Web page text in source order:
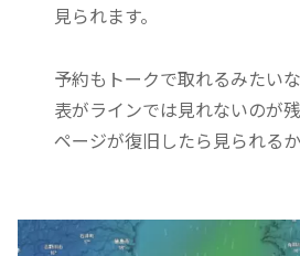
見られます。
予約もトークで取れるみたい
表がラインでは見れないのが
ページが復旧したら見られる